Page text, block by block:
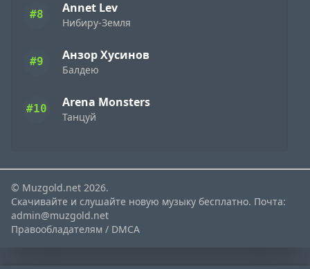
#8 Annet Lev
Нибиру-Земля
#9 Анзор Хусинов
Балдею
#10 Arena Monsters
Танцуй
© Muzgold.net 2026.
Скачивайте и слушайте новую музыку бесплатно. Почта:
admin@muzgold.net
Правообладателям / DMCA